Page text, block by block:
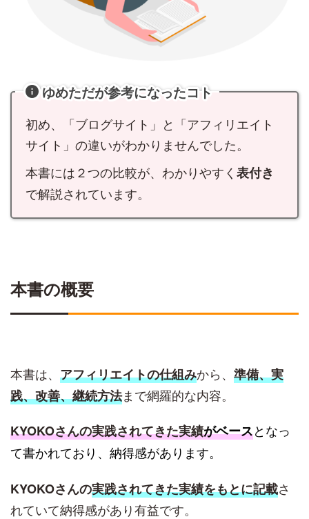
ゆめただが参考になったコト
初め、「ブログサイト」と「アフィリエイト
サイト」の違いがわかりませんでした。
本書には２つの比較が、わかりやすく 表付き
で解説されています。
本書の概要
本書は、 アフィリエイトの仕組みから、 準備、実
践、改善、継続方法まで網羅的な内容。
KYOKOさんの実践されてきた実績がベースとなっ
て書かれており、納得感があります。
KYOKOさんの実践されてきた実績をもとに記載さ
れていて納得感があり有益です。